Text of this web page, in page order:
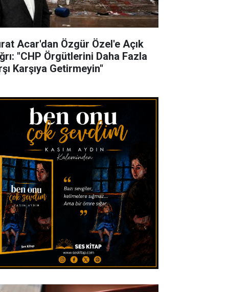
Acar'dan Özgür Özel'e Açık
"CHP Örgütlerini Daha Fazla
Karşıya Getirmeyin"